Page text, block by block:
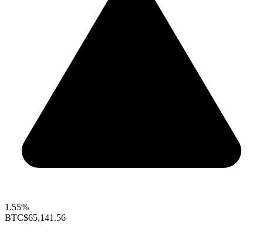
1.55%
BTC$65,141.56